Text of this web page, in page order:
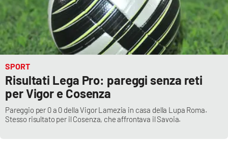
SPORT
Risultati Lega Pro: pareggi senza reti
per Vigor e Cosenza
Pareggio per 0 a 0 della Vigor Lamezia in casa della Lupa Roma.
Stesso risultato per il Cosenza, che affrontava il Savoia.